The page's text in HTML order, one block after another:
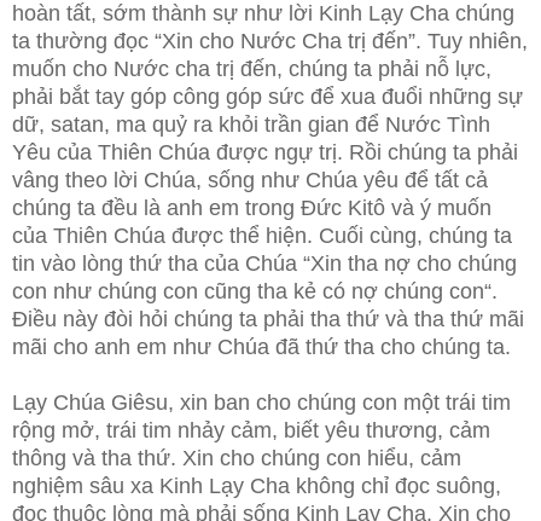
hoàn tất, sớm thành sự như lời Kinh Lạy Cha chúng
ta thường đọc “Xin cho Nước Cha trị đến”. Tuy nhiên,
muốn cho Nước cha trị đến, chúng ta phải nỗ lực,
phải bắt tay góp công góp sức để xua đuổi những sự
dữ, satan, ma quỷ ra khỏi trần gian để Nước Tình
Yêu của Thiên Chúa được ngự trị. Rồi chúng ta phải
vâng theo lời Chúa, sống như Chúa yêu để tất cả
chúng ta đều là anh em trong Đức Kitô và ý muốn
của Thiên Chúa được thể hiện. Cuối cùng, chúng ta
tin vào lòng thứ tha của Chúa “Xin tha nợ cho chúng
con như chúng con cũng tha kẻ có nợ chúng con“.
Điều này đòi hỏi chúng ta phải tha thứ và tha thứ mãi
mãi cho anh em như Chúa đã thứ tha cho chúng ta.
Lạy Chúa Giêsu, xin ban cho chúng con một trái tim
rộng mở, trái tim nhảy cảm, biết yêu thương, cảm
thông và tha thứ. Xin cho chúng con hiểu, cảm
nghiệm sâu xa Kinh Lạy Cha không chỉ đọc suông,
đọc thuộc lòng mà phải sống Kinh Lạy Cha. Xin cho